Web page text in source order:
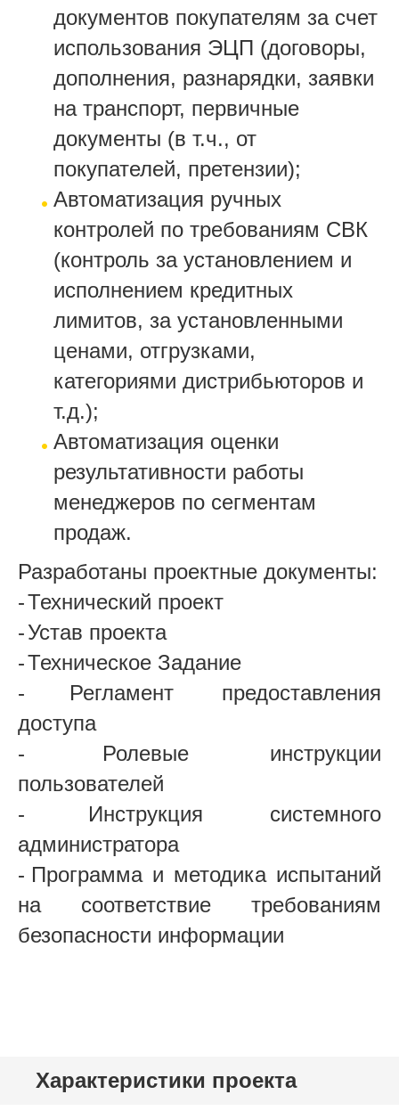
документов покупателям за счет
использования ЭЦП (договоры,
дополнения, разнарядки, заявки
на транспорт, первичные
документы (в т.ч., от
покупателей, претензии);
Автоматизация ручных
контролей по требованиям СВК
(контроль за установлением и
исполнением кредитных
лимитов, за установленными
ценами, отгрузками,
категориями дистрибьюторов и
т.д.);
Автоматизация оценки
результативности работы
менеджеров по сегментам
продаж.
Разработаны проектные документы:
-Технический проект
-Устав проекта
-Техническое Задание
-
Регламент предоставления
доступа
-
Ролевые инструкции
пользователей
-
Инструкция системного
администратора
- Программа и методика испытаний
на соответствие требованиям
безопасности информации
Характеристики проекта